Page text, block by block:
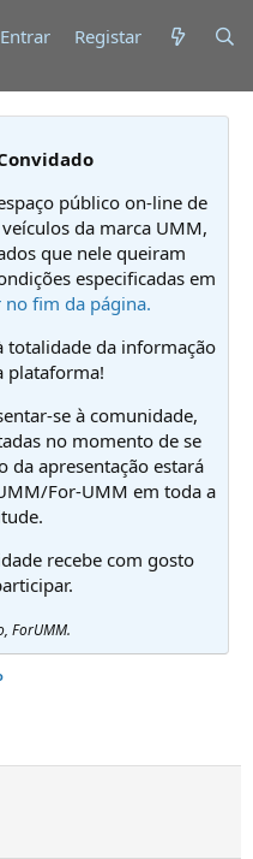
Entrar Registar
público on-line de
da marca UMM,
que nele queiram
especificadas em
no fim da página.
totalidade da informação
plataforma!
se à comunidade,
no momento de se
da apresentação estará
For-UMM em toda a
recebe com gosto
ForUMM.